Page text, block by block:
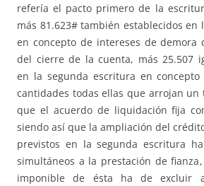
refería el pacto primero de la
más 81.623# también establecidos en
en concepto de intereses de demora
del cierre de la cuenta, más 25.507
en la segunda escritura en concepto
cantidades todas ellas que arrojan un
que el acuerdo de liquidación fija
siendo así que la ampliación del
previstos en la segunda escritura
simultáneos a la prestación de
imponible de ésta ha de excluir